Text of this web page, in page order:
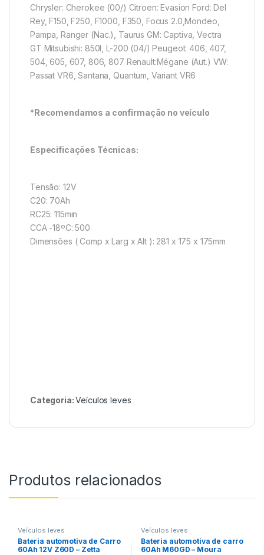
Chrysler: Cherokee (00/) Citroen: Evasion Ford: Del
Rey, F150, F250, F1000, F350, Focus 2.0,Mondeo,
Pampa, Ranger (Nac.), Taurus GM: Captiva, Vectra
GT Mitsubishi: 850I, L-200 (04/) Peugeot: 406, 407,
504, 605, 607, 806, 807 Renault:Mégane (Aut.) VW:
Passat VR6, Santana, Quantum, Variant VR6
*Recomendamos a confirmação no veículo
Especificações Técnicas:
Tensão: 12V
C20: 70Ah
RC25: 115min
CCA -18ºC: 500
Dimensões ( Comp x Larg x Alt ): 281 x 175 x 175mm
Categoria:Veículos leves
Produtos relacionados
Veículos leves
Bateria automotiva de Carro
60Ah 12V Z60D – Zetta
Veículos leves
Bateria automotiva de carro
60Ah M60GD – Moura